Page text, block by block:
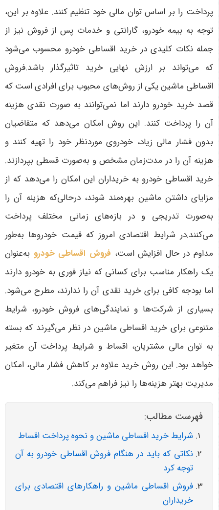
پرداخت را بر اساس توان مالی خود تنظیم کنند. علاوه بر این،
توجه به بیمه خودرو، گارانتی و خدمات پس از فروش نیز از
جمله نکات کلیدی در خرید اقساطی خودرو محسوب می‌شود
که می‌تواند بر ارزش نهایی خرید تاثیرگذار باشد.فروش
اقساطی ماشین یکی از روش‌های محبوب برای افرادی است که
قصد خرید خودرو دارند اما نمی‌توانند به صورت نقدی هزینه
آن را پرداخت کنند. این روش امکان می‌دهد که متقاضیان
بدون فشار مالی زیاد، خودروی موردنظر خود را تهیه کنند و
هزینه آن را در مدت‌زمان مشخص و به‌صورت قسطی بپردازند.
خرید اقساطی خودرو به خریداران این امکان را می‌دهد که از
مزایای داشتن ماشین بهره‌مند شوند، درحالی‌که هزینه آن را
به‌صورت تدریجی و در بازه‌های زمانی مختلف پرداخت
می‌کنند.در شرایط اقتصادی امروز که قیمت خودروها به‌طور
مداوم در حال افزایش است، فروش اقساطی خودرو به‌عنوان
یک راهکار مناسب برای کسانی که نیاز فوری به خودرو دارند
اما بودجه کافی برای خرید نقدی آن را ندارند، مطرح می‌شود.
بسیاری از شرکت‌ها و نمایندگی‌های فروش خودرو، شرایط
متنوعی برای خرید اقساطی ماشین در نظر می‌گیرند که بسته
به توان مالی مشتریان، اقساط و شرایط پرداخت آن متغیر
خواهد بود. این روش خرید علاوه بر کاهش فشار مالی، امکان
مدیریت بهتر هزینه‌ها را نیز فراهم می‌کند.
فهرست مطالب:
شرایط خرید اقساطی ماشین و نحوه پرداخت اقساط
نکاتی که باید در هنگام فروش اقساطی خودرو به آن
توجه کرد
فروش اقساطی ماشین و راهکارهای اقتصادی برای
خریداران